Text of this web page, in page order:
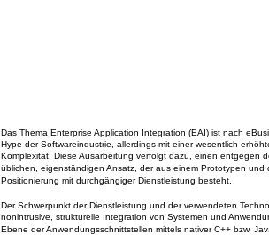
Das Thema Enterprise Application Integration (EAI) ist nach
Hype der Softwareindustrie, allerdings mit einer wesentlich
Komplexität. Diese Ausarbeitung verfolgt dazu, einen entgegen
üblichen, eigenständigen Ansatz, der aus einem Prototypen und
Positionierung mit durchgängiger Dienstleistung besteht.
Der Schwerpunkt der Dienstleistung und der verwendeten
nonintrusive, strukturelle Integration von Systemen und
Ebene der Anwendungsschnittstellen mittels nativer C++ bzw.